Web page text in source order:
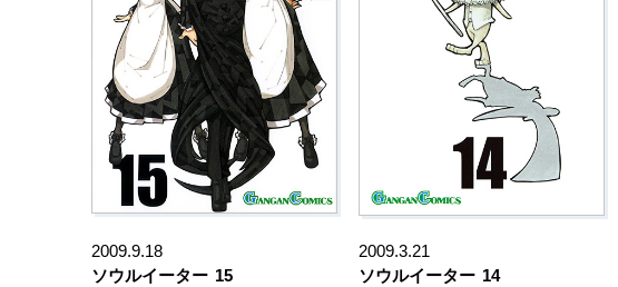
2009.9.18
ソウルイーター 15
2009.3.21
ソウルイーター 14